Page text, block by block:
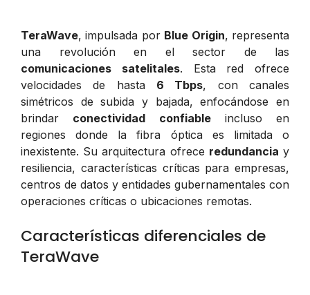
TeraWave, impulsada por Blue Origin, representa
una revolución en el sector de las
comunicaciones satelitales. Esta red ofrece
velocidades de hasta 6 Tbps, con canales
simétricos de subida y bajada, enfocándose en
brindar conectividad confiableincluso en
regiones donde la fibra óptica es limitada o
inexistente. Su arquitectura ofrece redundancia y
resiliencia, características críticas para empresas,
centros de datos y entidades gubernamentales con
operaciones críticas o ubicaciones remotas.
Características diferenciales de
TeraWave